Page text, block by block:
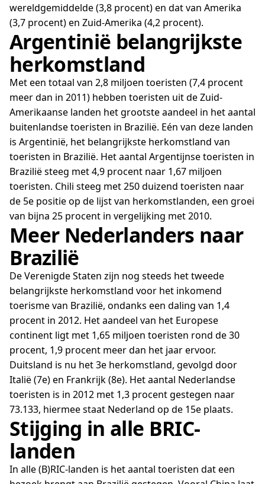
wereldgemiddelde (3,8 procent) en dat van Amerika
(3,7 procent) en Zuid-Amerika (4,2 procent).
Argentinië belangrijkste
herkomstland
Met een totaal van 2,8 miljoen toeristen (7,4 procent
meer dan in 2011) hebben toeristen uit de Zuid-
Amerikaanse landen het grootste aandeel in het aantal
buitenlandse toeristen in Brazilië. Eén van deze landen
is Argentinië, het belangrijkste herkomstland van
toeristen in Brazilië. Het aantal Argentijnse toeristen in
Brazilië steeg met 4,9 procent naar 1,67 miljoen
toeristen. Chili steeg met 250 duizend toeristen naar
de 5e positie op de lijst van herkomstlanden, een groei
van bijna 25 procent in vergelijking met 2010.
Meer Nederlanders naar
Brazilië
De Verenigde Staten zijn nog steeds het tweede
belangrijkste herkomstland voor het inkomend
toerisme van Brazilië, ondanks een daling van 1,4
procent in 2012. Het aandeel van het Europese
continent ligt met 1,65 miljoen toeristen rond de 30
procent, 1,9 procent meer dan het jaar ervoor.
Duitsland is nu het 3e herkomstland, gevolgd door
Italië (7e) en Frankrijk (8e). Het aantal Nederlandse
toeristen is in 2012 met 1,3 procent gestegen naar
73.133, hiermee staat Nederland op de 15e plaats.
Stijging in alle BRIC-
landen
In alle (B)RIC-landen is het aantal toeristen dat een